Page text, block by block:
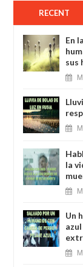
RECENT
En
sus
la
Un